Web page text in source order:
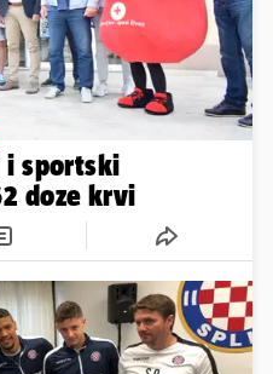
i sportski
62 doze krvi